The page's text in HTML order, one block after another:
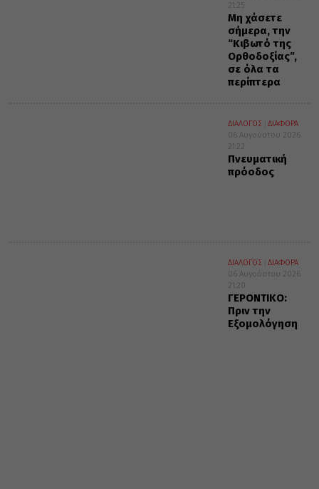
21:25
Μη χάσετε
σήμερα, την
“Κιβωτό της
Ορθοδοξίας”,
σε όλα τα
περίπτερα
ΔΙΑΛΟΓΟΣ
ΔΙΑΦΟΡΑ
06 Αυγούστου 2026
21:22
Πνευματική
πρόοδος
ΔΙΑΛΟΓΟΣ
ΔΙΑΦΟΡΑ
06 Αυγούστου 2026
21:20
ΓΕΡΟΝΤΙΚΟ:
Πριν την
Εξομολόγηση